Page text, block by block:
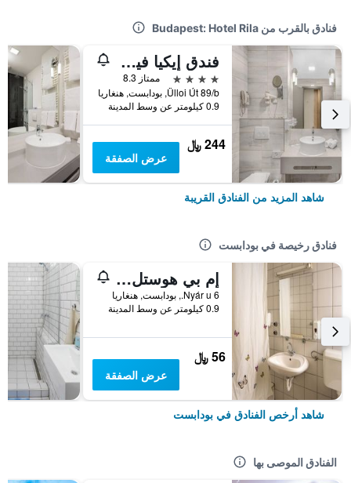
فنادق بالقرب من Budapest: Hotel Rila
فندق إيكيا فيردي بودابست
4 نجوم
ممتاز 8.3
Ülloi Út 89/b, بودابست, هنغاريا
0.9 كيلومتر عن وسط المدينة
244 ﷼
عرض الصفقة
شاهد المزيد من الفنادق القريبة
فنادق رخيصة في بودابست
إم بي هوستل بودابيست
6 Nyár u., بودابست, هنغاريا
0.9 كيلومتر عن وسط المدينة
56 ﷼
عرض الصفقة
شاهد أرخص الفنادق في بودابست
الفنادق الموصى بها